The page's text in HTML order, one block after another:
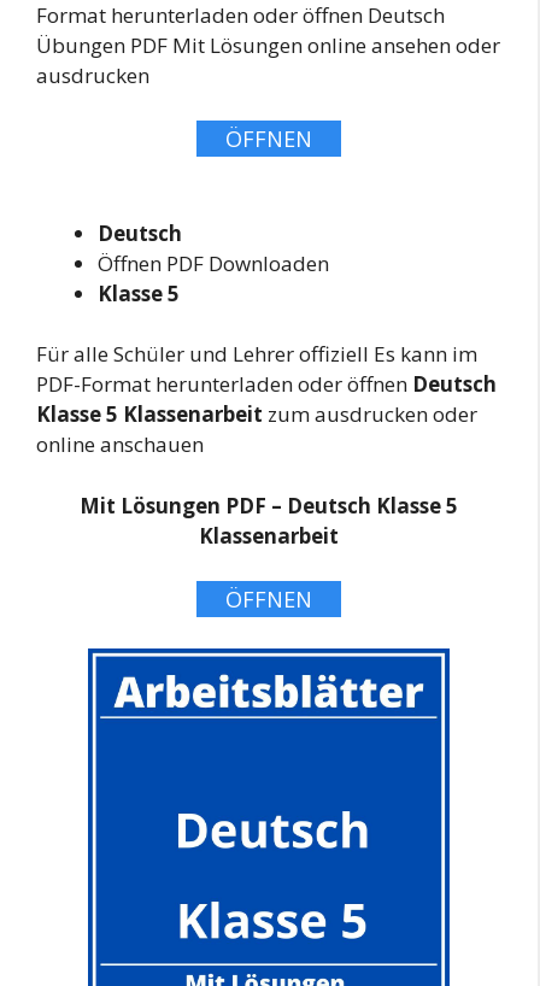
Format herunterladen oder öffnen Deutsch
Übungen PDF Mit Lösungen online ansehen oder
ausdrucken
ÖFFNEN
Deutsch
Öffnen PDF Downloaden
Klasse 5
Für alle Schüler und Lehrer offiziell Es kann im
PDF-Format herunterladen oder öffnen Deutsch
Klasse 5 Klassenarbeit zum ausdrucken oder
online anschauen
Mit Lösungen PDF – Deutsch Klasse 5
Klassenarbeit
ÖFFNEN